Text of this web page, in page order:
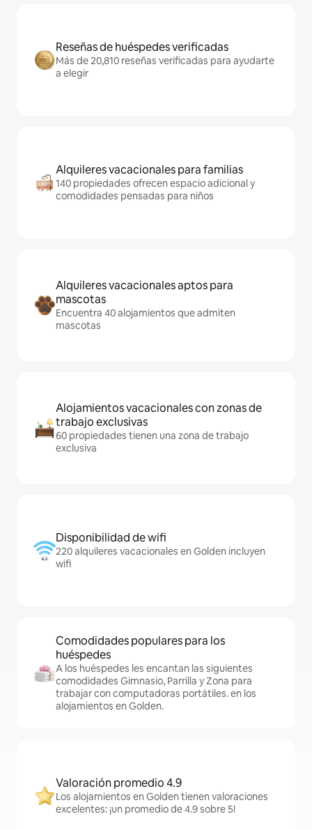
Reseñas de huéspedes verificadas
Más de 20,810 reseñas verificadas para ayudarte
a elegir
Alquileres vacacionales para familias
140 propiedades ofrecen espacio adicional y
comodidades pensadas para niños
Alquileres vacacionales aptos para
mascotas
Encuentra 40 alojamientos que admiten
mascotas
Alojamientos vacacionales con zonas de
trabajo exclusivas
60 propiedades tienen una zona de trabajo
exclusiva
Disponibilidad de wifi
220 alquileres vacacionales en Golden incluyen
wifi
Comodidades populares para los
huéspedes
A los huéspedes les encantan las siguientes
comodidades Gimnasio, Parrilla y Zona para
trabajar con computadoras portátiles. en los
alojamientos en Golden.
Valoración promedio 4.9
Los alojamientos en Golden tienen valoraciones
excelentes: ¡un promedio de 4.9 sobre 5!